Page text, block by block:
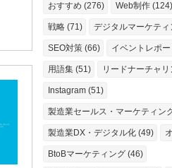
おすすめ (276) Web制作 (124)
戦略 (71) デジタルマーケテ
SEO対策 (66) イベントレポ
用語集 (51) リードナーチャ
Instagram (51)
製造業セールス・マーケティン
製造業DX・デジタル化 (49)
BtoBマーケティング (46)